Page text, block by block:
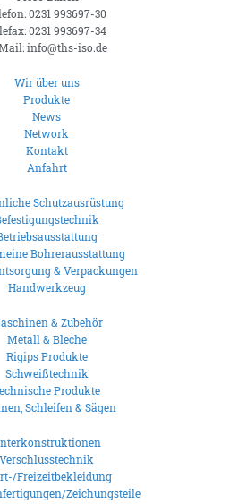
0231 993697-30
0231 993697-34
info@ths-iso.de
Wir über uns
Produkte
News
Network
Kontakt
Anfahrt
Schutzausrüstung
Bohrerausstattung
& Verpackungen
Handwerkzeug
& Zubehör
Metall & Bleche
Rigips Produkte
Schweißtechnik
Produkte
Schleifen & Sägen
Verschlusstechnik
Freizeitbekleidung
Zeichungsteile